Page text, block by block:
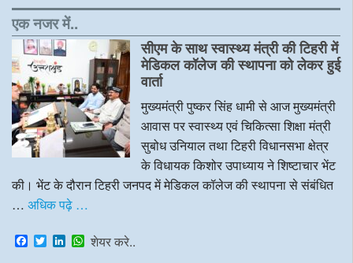
एक नजर में..
सीएम के साथ स्वास्थ्य मंत्री की टिहरी में
मेडिकल कॉलेज की स्थापना को लेकर हुई
वार्ता
मुख्यमंत्री पुष्कर सिंह धामी से आज मुख्यमंत्री
आवास पर स्वास्थ्य एवं चिकित्सा शिक्षा मंत्री
सुबोध उनियाल तथा टिहरी विधानसभा क्षेत्र
के विधायक किशोर उपाध्याय ने शिष्टाचार भेंट
की। भेंट के दौरान टिहरी जनपद में मेडिकल कॉलेज की स्थापना से संबंधित
… अधिक पढ़े …
F
a
T
w
L W
शेयर करे..